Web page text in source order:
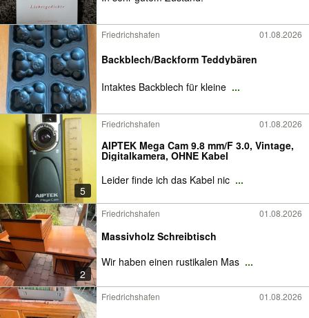
Friedrichshafen 01.08.2026
Backblech/Backform Teddybären
Intaktes Backblech für kleine ...
5
Friedrichshafen 01.08.2026
AIPTEK Mega Cam 9.8 mm/F 3.0, Vintage,
Digitalkamera, OHNE Kabel
Leider finde ich das Kabel nic ...
2
Friedrichshafen 01.08.2026
Massivholz Schreibtisch
Wir haben einen rustikalen Mas ...
Friedrichshafen 01.08.2026